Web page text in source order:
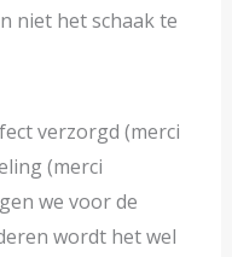
niet het schaak te
verzorgd (merci
(merci
we voor de
wordt het wel